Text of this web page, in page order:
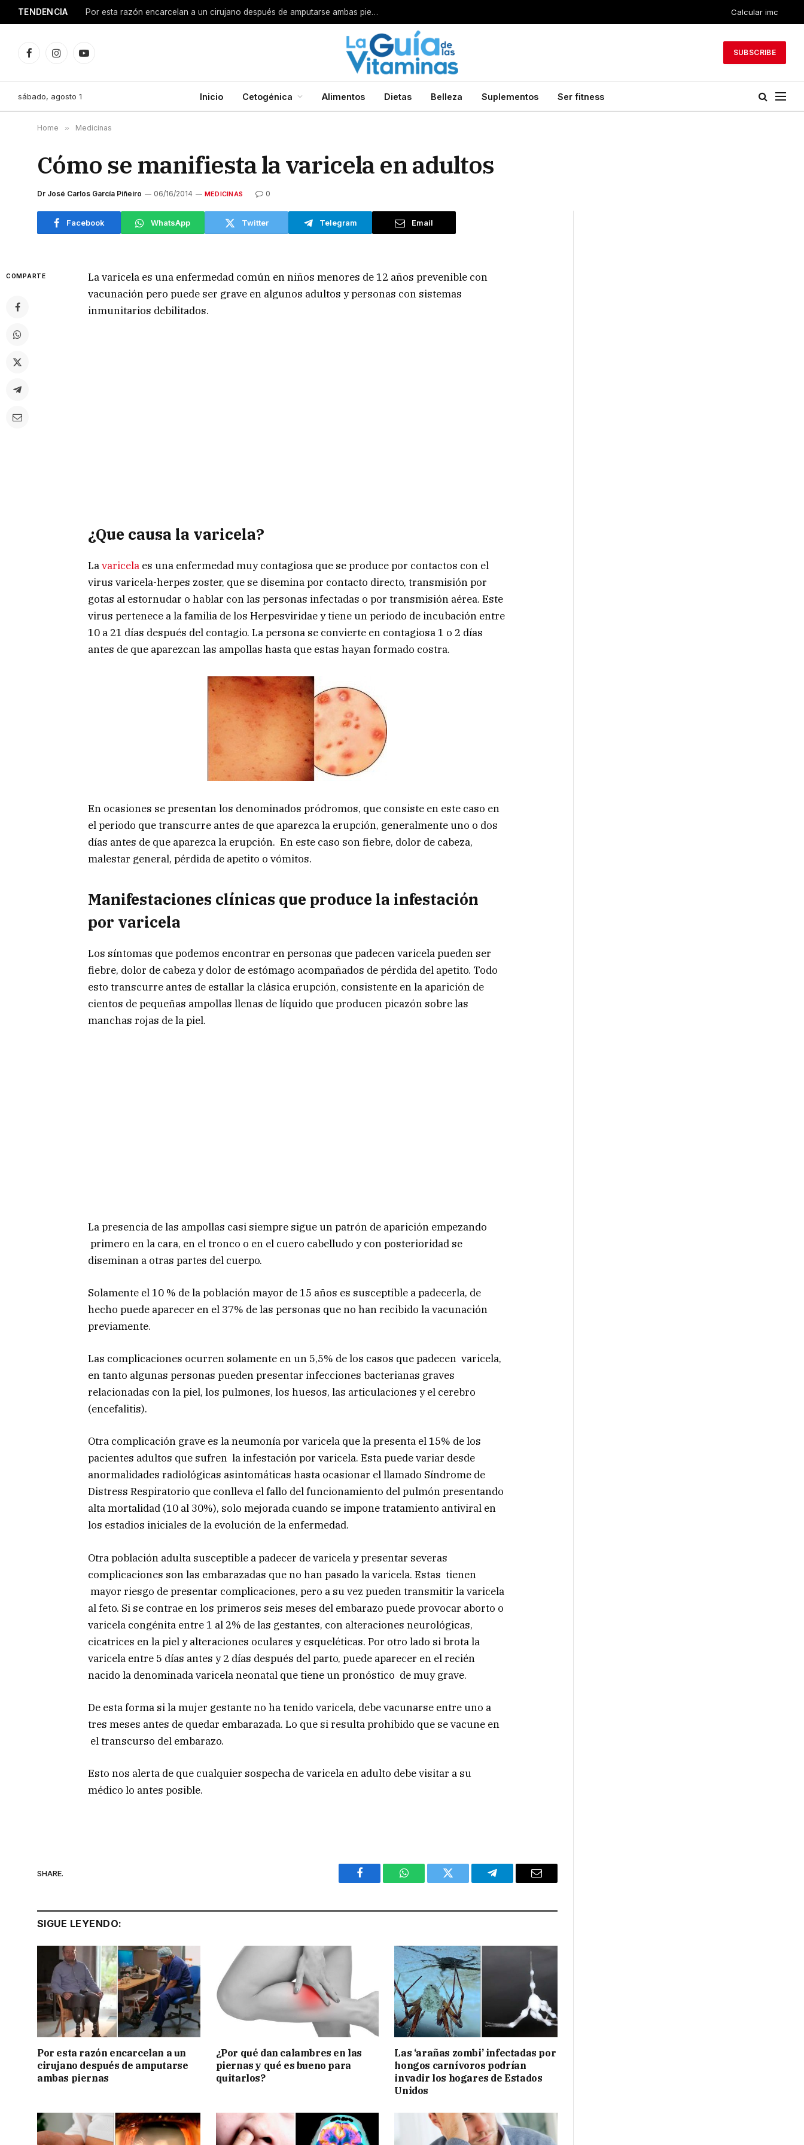
TENDENCIA Por esta razón encarcelan a un cirujano después de amputarse ambas piernas Calcular imc
FacebookInstagramYouTube
SUBSCRIBE
sábado, agosto 1 Inicio Cetogénica Alimentos Dietas Belleza Suplementos Ser fitness
Home » Medicinas
Cómo se manifiesta la varicela en adultos
Dr José Carlos García Piñeiro 06/16/2014 MEDICINAS 0
Facebook WhatsApp Twitter Telegram Email
COMPARTE
La varicela es una enfermedad común en niños menores de 12 años prevenible con
vacunación pero puede ser grave en algunos adultos y personas con sistemas
inmunitarios debilitados.
¿Que causa la varicela?
Lavaricela es una enfermedad muy contagiosa que se produce por contactos con el
virus varicela-herpes zoster, que se disemina por contacto directo, transmisión por
gotas al estornudar o hablar con las personas infectadas o por transmisión aérea. Este
virus pertenece a la familia de los Herpesviridae y tiene un periodo de incubación entre
10 a 21 días después del contagio. La persona se convierte en contagiosa 1 o 2 días
antes de que aparezcan las ampollas hasta que estas hayan formado costra.
En ocasiones se presentan los denominados pródromos, que consiste en este caso en
el periodo que transcurre antes de que aparezca la erupción, generalmente uno o dos
días antes de que aparezca la erupción. En este caso son fiebre, dolor de cabeza,
malestar general, pérdida de apetito o vómitos.
Manifestaciones clínicas que produce la infestación
por varicela
Los síntomas que podemos encontrar en personas que padecen varicela pueden ser
fiebre, dolor de cabeza y dolor de estómago acompañados de pérdida del apetito. Todo
esto transcurre antes de estallar la clásica erupción, consistente en la aparición de
cientos de pequeñas ampollas llenas de líquido que producen picazón sobre las
manchas rojas de la piel.
La presencia de las ampollas casi siempre sigue un patrón de aparición empezando
primero en la cara, en el tronco o en el cuero cabelludo y con posterioridad se
diseminan a otras partes del cuerpo.
Solamente el 10 % de la población mayor de 15 años es susceptible a padecerla, de
hecho puede aparecer en el 37% de las personas que no han recibido la vacunación
previamente.
Las complicaciones ocurren solamente en un 5,5% de los casos que padecen varicela,
en tanto algunas personas pueden presentar infecciones bacterianas graves
relacionadas con la piel, los pulmones, los huesos, las articulaciones y el cerebro
(encefalitis).
Otra complicación grave es la neumonía por varicela que la presenta el 15% de los
pacientes adultos que sufren la infestación por varicela. Esta puede variar desde
anormalidades radiológicas asintomáticas hasta ocasionar el llamado Síndrome de
Distress Respiratorio que conlleva el fallo del funcionamiento del pulmón presentando
alta mortalidad (10 al 30%), solo mejorada cuando se impone tratamiento antiviral en
los estadios iniciales de la evolución de la enfermedad.
Otra población adulta susceptible a padecer de varicela y presentar severas
complicaciones son las embarazadas que no han pasado la varicela. Estas tienen
mayor riesgo de presentar complicaciones, pero a su vez pueden transmitir la varicela
al feto. Si se contrae en los primeros seis meses del embarazo puede provocar aborto o
varicela congénita entre 1 al 2% de las gestantes, con alteraciones neurológicas,
cicatrices en la piel y alteraciones oculares y esqueléticas. Por otro lado si brota la
varicela entre 5 días antes y 2 días después del parto, puede aparecer en el recién
nacido la denominada varicela neonatal que tiene un pronóstico de muy grave.
De esta forma si la mujer gestante no ha tenido varicela, debe vacunarse entre uno a
tres meses antes de quedar embarazada. Lo que si resulta prohibido que se vacune en
el transcurso del embarazo.
Esto nos alerta de que cualquier sospecha de varicela en adulto debe visitar a su
médico lo antes posible.
SHARE.
Facebook WhatsAppTwitter Telegram Email
SIGUE LEYENDO:
Por esta razón encarcelan a un
cirujano después de amputarse
ambas piernas
¿Por qué dan calambres en las
piernas y qué es bueno para
quitarlos?
Las ‘arañas zombi’ infectadas por
hongos carnívoros podrían
invadir los hogares de Estados
Unidos